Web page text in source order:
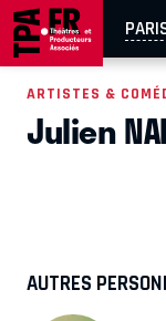
AIX-MARSEILLE
EN TOURNÉE
ARTISTES &
Julien
AUTRES